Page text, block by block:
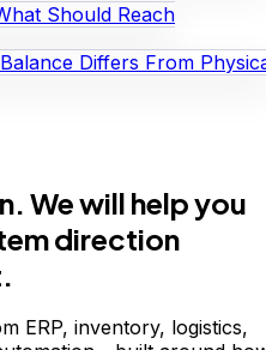
Should Reach
Differs From
We will help you
direction
ERP, inventory, logistics,